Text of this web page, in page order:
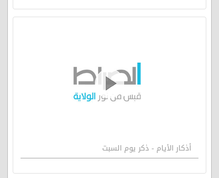
أذكار الأيام - ذكر يوم السبت